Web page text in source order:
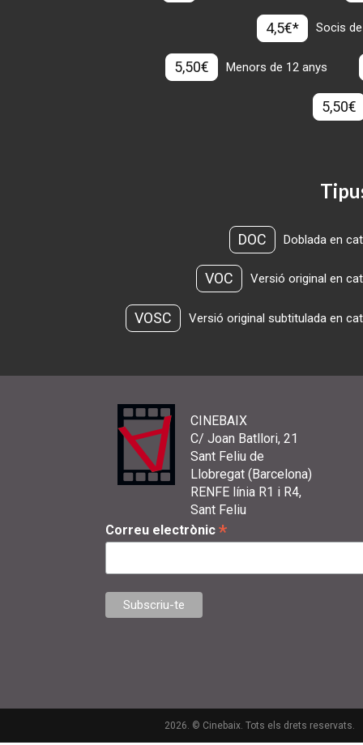
4,5€* Socis
5,50€ Menors de 12 anys
5,50€
DOC Doblada en
VOC Versió original en
VOSC Versió original subtitulada en
CINEBAIX
C/ Joan Batllori, 21
Sant Feliu de
Llobregat (Barcelona)
RENFE línia R1 i R4,
Sant Feliu
Correu electrònic *
2026. © Cinebaix. Tots els drets reservats.